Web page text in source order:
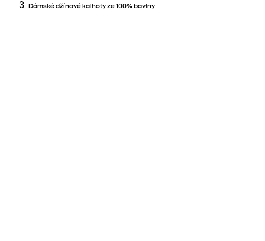
Dámské džínové kalhoty ze 100% bavlny